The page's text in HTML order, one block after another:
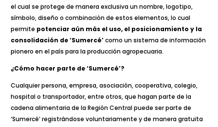
el cual se protege de manera exclusiva un nombre, logotipo,
símbolo, diseño o combinación de estos elementos, lo cual
permite potenciar aún más el uso, el posicionamiento y la
consolidación de ‘Sumercé’como un sistema de información
pionero en el país para la producción agropecuaria.
¿Cómo hacer parte de ‘Sumercé’?
Cualquier persona, empresa, asociación, cooperativa, colegio,
hospital o transportador, entre otros, que hagan parte de la
cadena alimentaria de la Región Central puede ser parte de
‘Sumercé’ registrándose voluntariamente y de manera gratuita